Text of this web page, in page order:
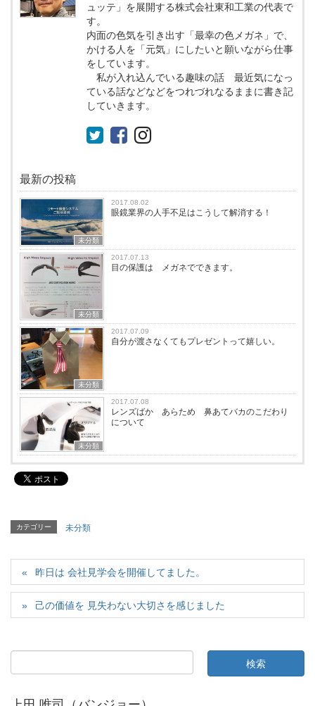
ュッテ」を展開する株式会社東和工業の代表で
す。
内面の色気を引き出す「最幸の色メガネ」で、
かける人を「元気」にしたいと願いながら仕事
をしています。
私が入れ込んでいる趣味の話 最近気になっ
ている話などなどをつれづれなるままに書き記
していきます。
最新の投稿
未分類
2017.08.02
眼鏡業界の人手不足はこうして解消する！
未分類
2017.07.13
目の保護は メガネでできます。
未分類
2017.07.09
自分が渡さなくてもプレゼントって嬉しい。
未分類
2017.07.08
レンズばか あらため 鼻あてバカのこだわり
について
カテゴリー 未分類
昨日は 会社見学会を開催してました。
己の価値を 見失わない大切さを感じました